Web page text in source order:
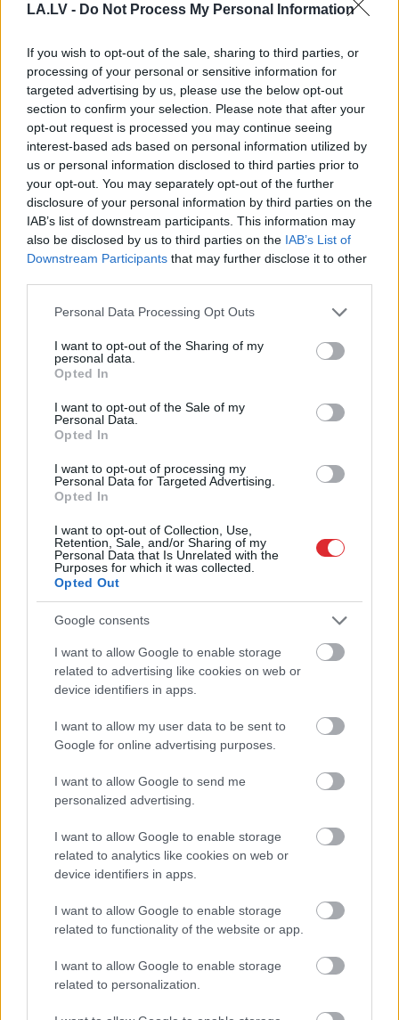
LA.LV - Do Not Process My Personal Information
If you wish to opt-out of the sale, sharing to third parties, or
processing of your personal or sensitive information for
targeted advertising by us, please use the below opt-out
section to confirm your selection. Please note that after your
opt-out request is processed you may continue seeing
interest-based ads based on personal information utilized by
us or personal information disclosed to third parties prior to
your opt-out. You may separately opt-out of the further
disclosure of your personal information by third parties on the
IAB’s list of downstream participants. This information may
also be disclosed by us to third parties on the IAB’s List of
Downstream Participants that may further disclose it to other
Please note that this website/app uses one or more Google
not limited to your visit or usage behaviour. You may click to
grant or deny consent to Google and its third-party tags to
use your data for below specified purposes in below Google
consent section.
Personal Data Processing Opt Outs
I want to opt-out of the Sharing of my
personal data.
Opted In
I want to opt-out of the Sale of my
Personal Data.
Opted In
I want to opt-out of processing my
Personal Data for Targeted Advertising.
Opted In
I want to opt-out of Collection, Use,
Retention, Sale, and/or Sharing of my
Personal Data that Is Unrelated with the
Purposes for which it was collected.
Opted Out
Google consents
I want to allow Google to enable storage
related to advertising like cookies on web or
device identifiers in apps.
I want to allow my user data to be sent to
Google for online advertising purposes.
I want to allow Google to send me
personalized advertising.
I want to allow Google to enable storage
related to analytics like cookies on web or
device identifiers in apps.
I want to allow Google to enable storage
related to functionality of the website or app.
I want to allow Google to enable storage
related to personalization.
Horoskopi7. augustam.
Šodien vislabāk par tevi
runās paveiktais, tāpēc nav
nepieciešams visu sīki
skaidrot
Vācijā virs militārās
bāzes pamanīti
aizdomīgi droni
“Man pat neomulīgi
palika!” Sēņotāja mežā
uziet ļoti biedējošu
Pierīgā notikusi smaga
avārija – viens no šoferiem
aizbēdzis no notikuma
vietas
“Man nebija tās mātes
jūtas…” Elīna
laiku pēc dēla
piedzimšanas
“Pirmoreizi ko tādu
redzu.” Pircēji sajūsmā
par veikalā novēroto
jaunieviesumu
Atcelt Ziņot